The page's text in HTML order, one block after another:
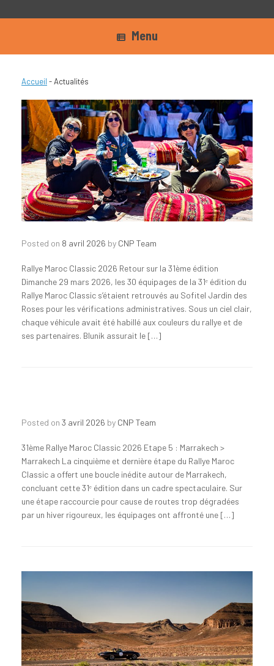
Menu
Accueil -Actualités
Posted on 8 avril 2026 by CNP Team
Rallye Maroc Classic 2026 Retour sur la 31ème édition
Dimanche 29 mars 2026, les 30 équipages de la 31ᵉ édition du
Rallye Maroc Classic s’étaient retrouvés au Sofitel Jardin des
Roses pour les vérifications administratives. Sous un ciel clair,
chaque véhicule avait été habillé aux couleurs du rallye et de
ses partenaires. Blunik assurait le […]
Posted on 3 avril 2026 by CNP Team
31ème Rallye Maroc Classic 2026 Etape 5 : Marrakech >
Marrakech La cinquième et dernière étape du Rallye Maroc
Classic a offert une boucle inédite autour de Marrakech,
concluant cette 31ᵉ édition dans un cadre spectaculaire. Sur
une étape raccourcie pour cause de routes trop dégradées
par un hiver rigoureux, les équipages ont affronté une […]